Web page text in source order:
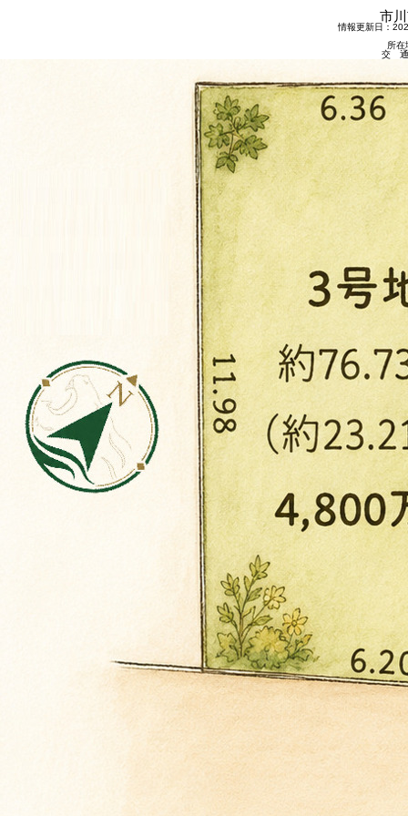
市
情報更新日：
所在
交 通